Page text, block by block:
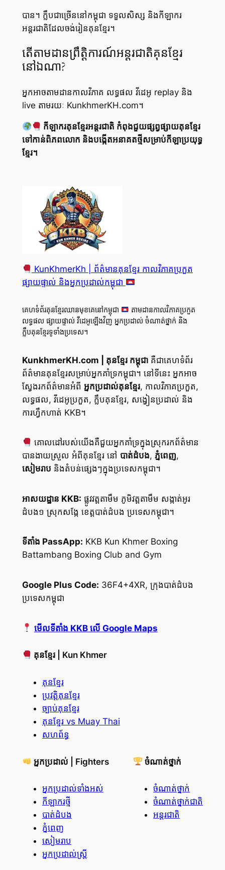
បាន។ ក្លឹបជាច្រើននៅកម្ពុជា ទទួលសិស្ស និងកីឡាករ
អន្តរជាតិដែលចង់រៀនគុនខ្មែរ។
តើតាមដានព្រឹត្តិការណ៍អន្តរជាតិគុនខ្មែរ
នៅឯណា?
អ្នកអាចតាមដានកាលវិភាគ លទ្ធផល វីដេអូ replay និង
live តាមរយៈ KunkhmerKH.com។
កីឡាករគុនខ្មែរអន្តរជាតិ កំពុងជួយផ្សព្វផ្សាយគុនខ្មែរ
ទៅកាន់ពិភពលោក និងបង្កើតអនាគតថ្មីសម្រាប់កីឡាប្រយុទ្ធ
ខ្មែរ។
KunKhmerKh | ព័ត៌មានគុនខ្មែរ កាលវិភាគប្រកួត
ផ្សាយផ្ទាល់ និងអ្នកប្រដាល់កម្ពុជា
គេហទំព័រគុនខ្មែរឈានមុខគេនៅកម្ពុជា
តាមដានកាលវិភាគប្រកួត
លទ្ធផល ផ្សាយផ្ទាល់ វីដេអូឡើងវិញ អ្នកប្រដាល់ ចំណាត់ថ្នាក់ និង
ក្លឹបគុនខ្មែរទូទាំងប្រទេស។
KunkhmerKH.com | គុនខ្មែរ កម្ពុជាគឺជាគេហទំព័រ
ព័ត៌មានគុនខ្មែរសម្រាប់អ្នកគាំទ្រកម្ពុជា។ នៅទីនេះ អ្នកអាច
ស្វែងរកព័ត៌មានអំពី អ្នកប្រដាល់គុនខ្មែរ, កាលវិភាគប្រកួត,
លទ្ធផល, វីដេអូប្រកួត, ក្លឹបគុនខ្មែរ, សង្វៀនប្រដាល់ និង
ការហ្វឹកហាត់ KKB។
គោលដៅរបស់យើងគឺជួយអ្នកគាំទ្រក្នុងស្រុករកព័ត៌មាន
បានងាយស្រួល អំពីគុនខ្មែរ នៅ បាត់ដំបង, ភ្នំពេញ,
សៀមរាបនិងតំបន់ផ្សេងៗក្នុងប្រទេសកម្ពុជា។
អាសយដ្ឋាន KKB: ផ្លូវវត្តតាមឹម ភូមិវត្តតាមឹម សង្កាត់អូរ
ដំបង១ ស្រុកសង្កែ ខេត្តបាត់ដំបង ប្រទេសកម្ពុជា។
ទីតាំង PassApp: KKB Kun Khmer Boxing
Battambang Boxing Club and Gym
Google Plus Code: 36F4+4XR, ក្រុងបាត់ដំបង
ប្រទេសកម្ពុជា
មើលទីតាំង KKB លើ Google Maps
គុនខ្មែរ | Kun Khmer
គុនខ្មែរ
ប្រវត្តិគុនខ្មែរ
ច្បាប់គុនខ្មែរ
គុនខ្មែរ vs Muay Thai
សហព័ន្ធ
អ្នកប្រដាល់ | Fighters
អ្នកប្រដាល់ទាំងអស់
កីឡាករថ្មី
បាត់ដំបង
ភ្នំពេញ
សៀមរាប
អ្នកប្រដាល់ស្ត្រី
ចំណាត់ថ្នាក់
ចំណាត់ថ្នាក់
ចំណាត់ថ្នាក់ជាតិ
អន្តរជាតិ